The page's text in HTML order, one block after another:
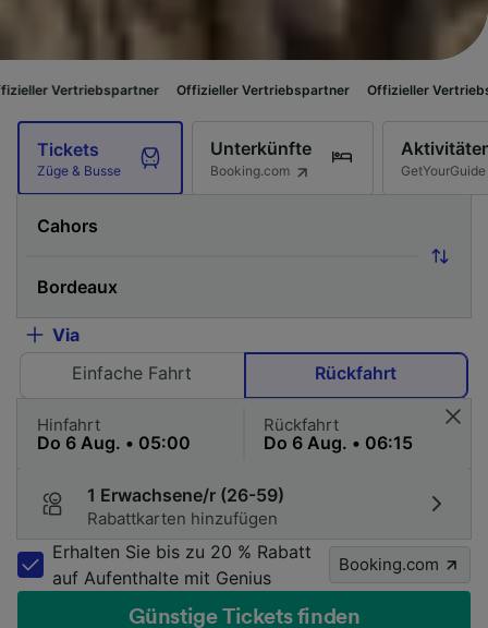
Offizieller Vertriebspartner Offizieller Vertriebspartner
Tickets
Züge & Busse
Unterkünfte
Booking.com GetYourGuide
Via
Einfache Fahrt
Rückfahrt
Hinfahrt Rückfahrt
1 Erwachsene/r (26-59)
Rabattkarten hinzufügen
Erhalten Sie bis zu 20 % Rabatt
auf Aufenthalte mit Genius
Booking.com
Günstige Tickets finden